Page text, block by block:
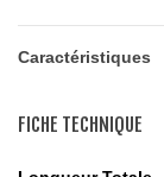
Caractéristiques
FICHE TECHNIQUE